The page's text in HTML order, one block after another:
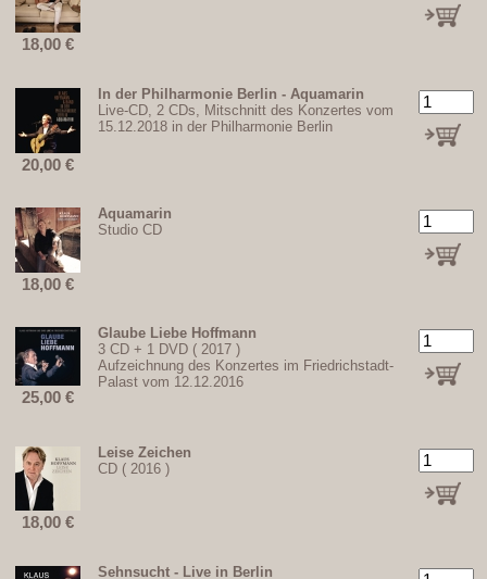
18,00 €
20,00 €
In der Philharmonie Berlin - Aquamarin
Live-CD, 2 CDs, Mitschnitt des Konzertes vom
15.12.2018 in der Philharmonie Berlin
18,00 €
Aquamarin
Studio CD
25,00 €
Glaube Liebe Hoffmann
3 CD + 1 DVD ( 2017 )
Aufzeichnung des Konzertes im Friedrichstadt-
Palast vom 12.12.2016
18,00 €
Leise Zeichen
CD ( 2016 )
Sehnsucht - Live in Berlin